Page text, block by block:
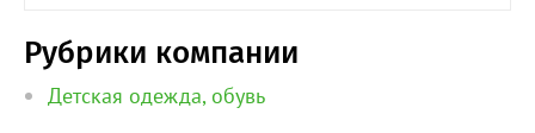
Рубрики компании
Детская одежда, обувь